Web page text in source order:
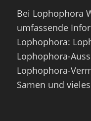
Bei Lophophora
umfassende
Lophophora:
Lophophora-
Lophophora-
Samen und